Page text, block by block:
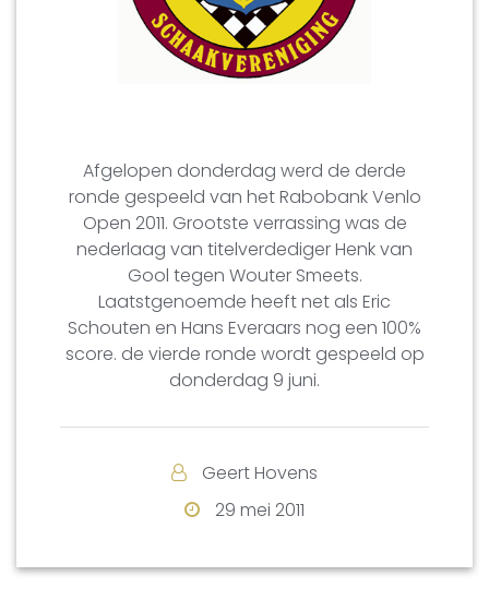
Afgelopen donderdag werd de derde
ronde gespeeld van het Rabobank Venlo
Open 2011. Grootste verrassing was de
nederlaag van titelverdediger Henk van
Gool tegen Wouter Smeets.
Laatstgenoemde heeft net als Eric
Schouten en Hans Everaars nog een 100%
score. de vierde ronde wordt gespeeld op
donderdag 9 juni.
Geert Hovens
29 mei 2011